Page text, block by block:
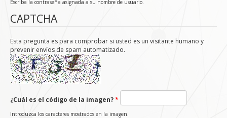
Escriba la contraseña asignada a su nombre de usuario.
CAPTCHA
Esta pregunta es para comprobar si usted es un visitante humano y
prevenir envíos de spam automatizado.
¿Cuál es el código de la imagen?*
Introduzca los caracteres mostrados en la imagen.